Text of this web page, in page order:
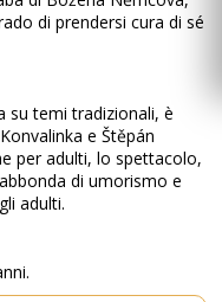
di prendersi cura di sé
su temi tradizionali, è
e Štěpán
per adulti, lo spettacolo,
di umorismo e
adulti.